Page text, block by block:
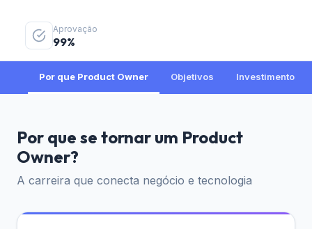
Aprovação
99%
Por que Product Owner Objetivos Investimento
Por que se tornar um Product
Owner?
A carreira que conecta negócio e tecnologia